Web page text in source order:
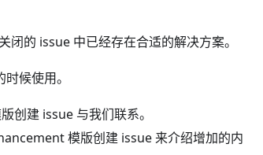
的 issue 中已经存在合适的解决方案。
候使用。
创建 issue 与我们联系。
模版创建 issue 来介绍增加的内